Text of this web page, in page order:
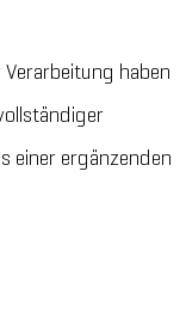
haben
einer ergänzenden